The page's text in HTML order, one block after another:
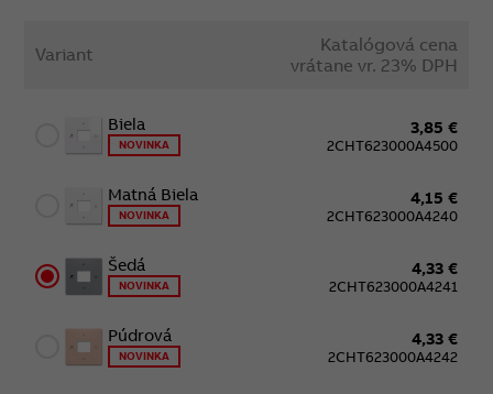
Variant
Katalógová cena
vrátane vr. 23% DPH
Biela
NOVINKA
3,85 €
2CHT623000A4500
Matná Biela
NOVINKA
4,15 €
2CHT623000A4240
Šedá
NOVINKA
4,33 €
2CHT623000A4241
Púdrová
NOVINKA
4,33 €
2CHT623000A4242